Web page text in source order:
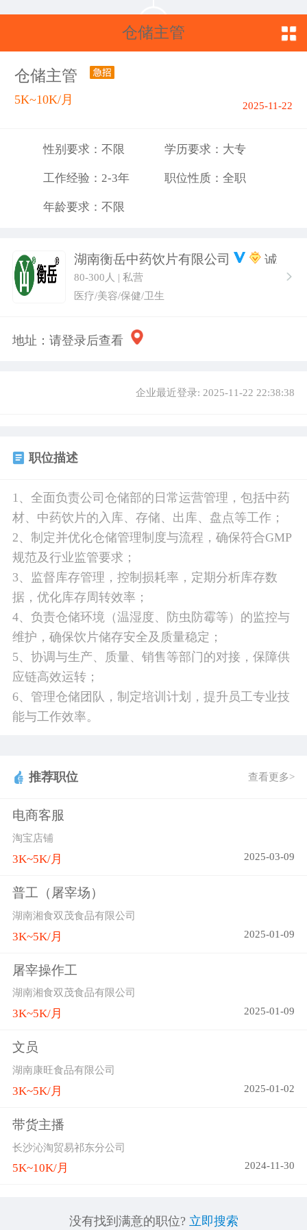
仓储主管
仓储主管
5K~10K/月 2025-11-22
性别要求：不限 学历要求：大专
工作经验：2-3年 职位性质：全职
年龄要求：不限
湖南衡岳中药饮片有限公司
80-300人 | 私营
医疗/美容/保健/卫生
地址： 请登录后查看
企业最近登录: 2025-11-22 22:38:38
职位描述
1、全面负责公司仓储部的日常运营管理，包括中药
材、中药饮片的入库、存储、出库、盘点等工作；
2、制定并优化仓储管理制度与流程，确保符合GMP
规范及行业监管要求；
3、监督库存管理，控制损耗率，定期分析库存数
据，优化库存周转效率；
4、负责仓储环境（温湿度、防虫防霉等）的监控与
维护，确保饮片储存安全及质量稳定；
5、协调与生产、质量、销售等部门的对接，保障供
应链高效运转；
6、管理仓储团队，制定培训计划，提升员工专业技
能与工作效率。
推荐职位 查看更多>
电商客服
淘宝店铺
3K~5K/月 2025-03-09
普工（屠宰场）
湖南湘食双茂食品有限公司
3K~5K/月 2025-01-09
屠宰操作工
湖南湘食双茂食品有限公司
3K~5K/月 2025-01-09
文员
湖南康旺食品有限公司
3K~5K/月 2025-01-02
带货主播
长沙沁淘贸易祁东分公司
5K~10K/月 2024-11-30
没有找到满意的职位? 立即搜索